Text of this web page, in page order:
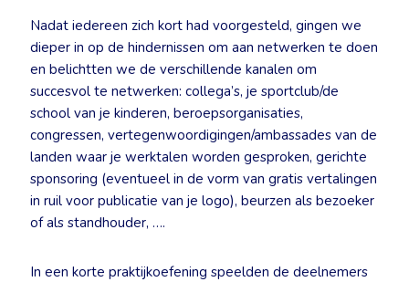
Nadat iedereen zich kort had voorgesteld, gingen we
dieper in op de hindernissen om aan netwerken te doen
en belichtten we de verschillende kanalen om
succesvol te netwerken: collega’s, je sportclub/de
school van je kinderen, beroepsorganisaties,
congressen, vertegenwoordigingen/ambassades van de
landen waar je werktalen worden gesproken, gerichte
sponsoring (eventueel in de vorm van gratis vertalingen
in ruil voor publicatie van je logo), beurzen als bezoeker
of als standhouder, ….
In een korte praktijkoefening speelden de deelnemers